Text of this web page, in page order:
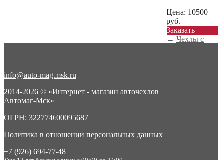
Цена: 10500
руб.
Заказать
← Чехлы с
info@auto-mag.msk.ru
2014-2026 © «Интернет - магазин авточехлов
Автомаг-Мск»
ОГРН: 322774600095687
Политика в отношении персональных данных
+7 (926) 694-77-48